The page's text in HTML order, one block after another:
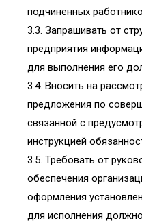
подчиненных
3.3. Запрашивать от
предприятия
для выполнения его
3.4. Вносить на
предложения по
связанной с
инструкцией
3.5. Требовать от
обеспечения
оформления
для исполнения